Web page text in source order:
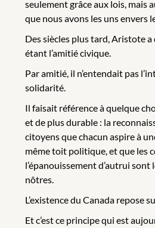
seulement grâce aux lois, mais
que nous avons les uns envers
Des siècles plus tard, Aristote
étant l’amitié civique.
Par amitié, il n’entendait pas
solidarité.
Il faisait référence à quelque
et de plus durable : la
citoyens que chacun aspire à
même toit politique, et que les
l’épanouissement d’autrui sont
nôtres.
L’existence du Canada repose
Et c’est ce principe qui est